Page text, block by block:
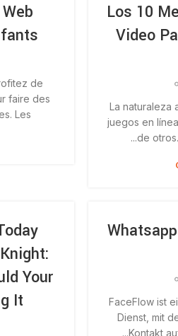
Los 10
Video
La naturaleza
juegos en
de
de
faire des
Les ...
FaceFlow ist
Dienst, mit
Kontakt
Your
It?